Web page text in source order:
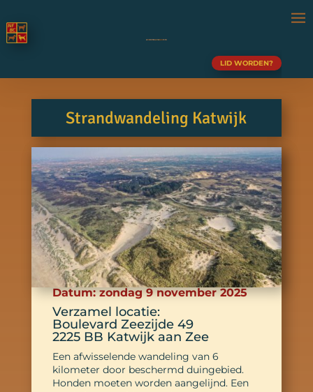
LID WORDEN?
Strandwandeling Katwijk
Datum: zondag 9 november 2025
Verzamel locatie:
Boulevard Zeezijde 49
2225 BB Katwijk aan Zee
Een afwisselende wandeling van 6
kilometer door beschermd duingebied.
Honden moeten worden aangelijnd. Een